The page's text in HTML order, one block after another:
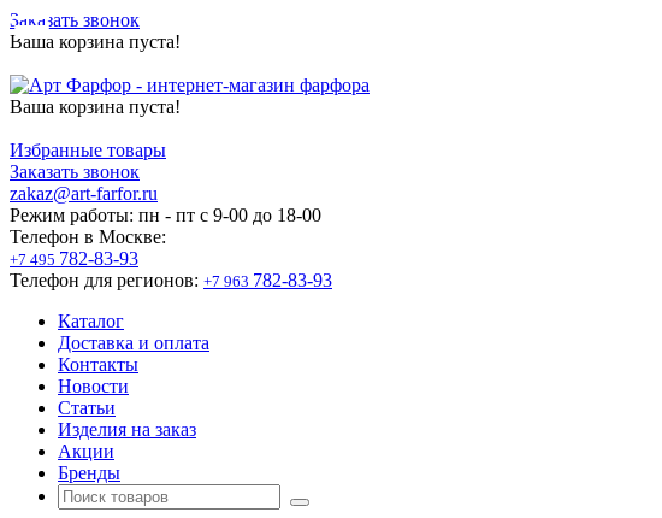
Заказать звонок
Ваша корзина пуста!
Ваша корзина пуста!
Избранные товары
Заказать звонок
zakaz@art-farfor.ru
Режим работы: пн - пт c 9-00 до 18-00
Телефон в Москве:
+7 495 782-83-93
Телефон для регионов: +7 963 782-83-93
Каталог
Доставка и оплата
Контакты
Новости
Статьи
Изделия на заказ
Акции
Бренды